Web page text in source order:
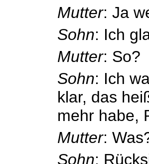
Mutter: Ja
Sohn: Ich
Mutter: So?
Sohn: Ich
klar, das
mehr habe,
Mutter:
Sohn: